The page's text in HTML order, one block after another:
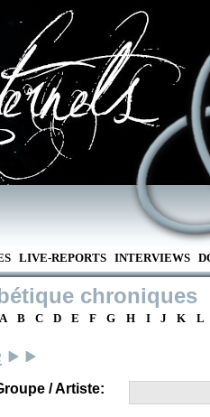
LIVE-REPORTS INTERVIEWS
chroniques
A B C D E F G H I J K L
/ Artiste: